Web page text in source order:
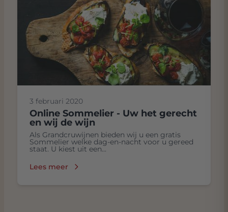
3 februari 2020
Online Sommelier - Uw het gerecht
en wij de wijn
Als Grandcruwijnen bieden wij u een gratis
Sommelier welke dag-en-nacht voor u gereed
staat. U kiest uit een...
Lees meer